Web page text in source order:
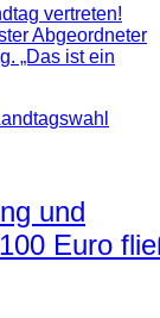
vertreten!
Abgeordneter
„Das ist ein
und
Euro